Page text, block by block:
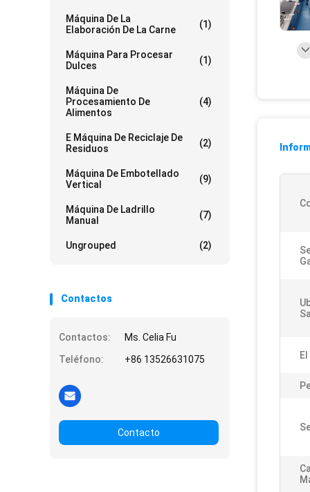
Máquina De La
Elaboración De La Carne
(1)
Máquina Para Procesar
Dulces
(1)
Máquina De
Procesamiento De
Alimentos
(4)
E Máquina De Reciclaje De
Residuos
(2)
Máquina De Embotellado
Vertical
(9)
Máquina De Ladrillo
Manual
(7)
Ungrouped (2)
Contactos
Contactos:
Ms. Celia Fu
Teléfono:
+86 13526631075
Contacto